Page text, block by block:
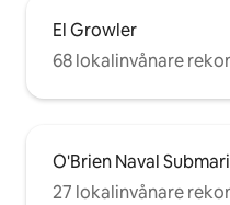
El Growler
68 lokalinvånare
O'Brien Naval
27 lokalinvånare